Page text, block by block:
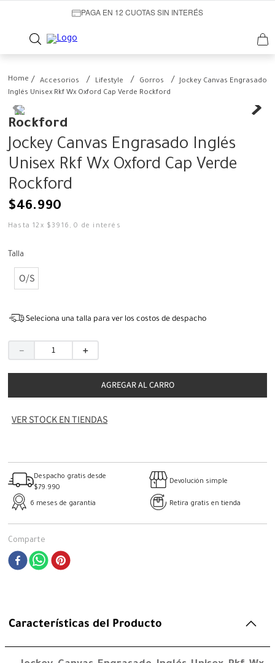
PAGA EN 12 CUOTAS SIN INTERÉS
Accesorios Lifestyle Gorros
Jockey Canvas Engrasado
Inglés Unisex Rkf Wx Oxford Cap Verde Rockford
Rockford
Jockey Canvas Engrasado Inglés
Unisex Rkf Wx Oxford Cap Verde
Rockford
$46.990
Hasta12 x $ 3916 ,0 de interés
Talla
O/S
Seleciona una talla para ver los costos de despacho
＋
－
AGREGAR AL CARRO
VER STOCK EN TIENDAS
Despacho gratis desde
$79.990
Devolución simple
6 meses de garantía Retira gratis en tienda
Comparte
Características del Producto